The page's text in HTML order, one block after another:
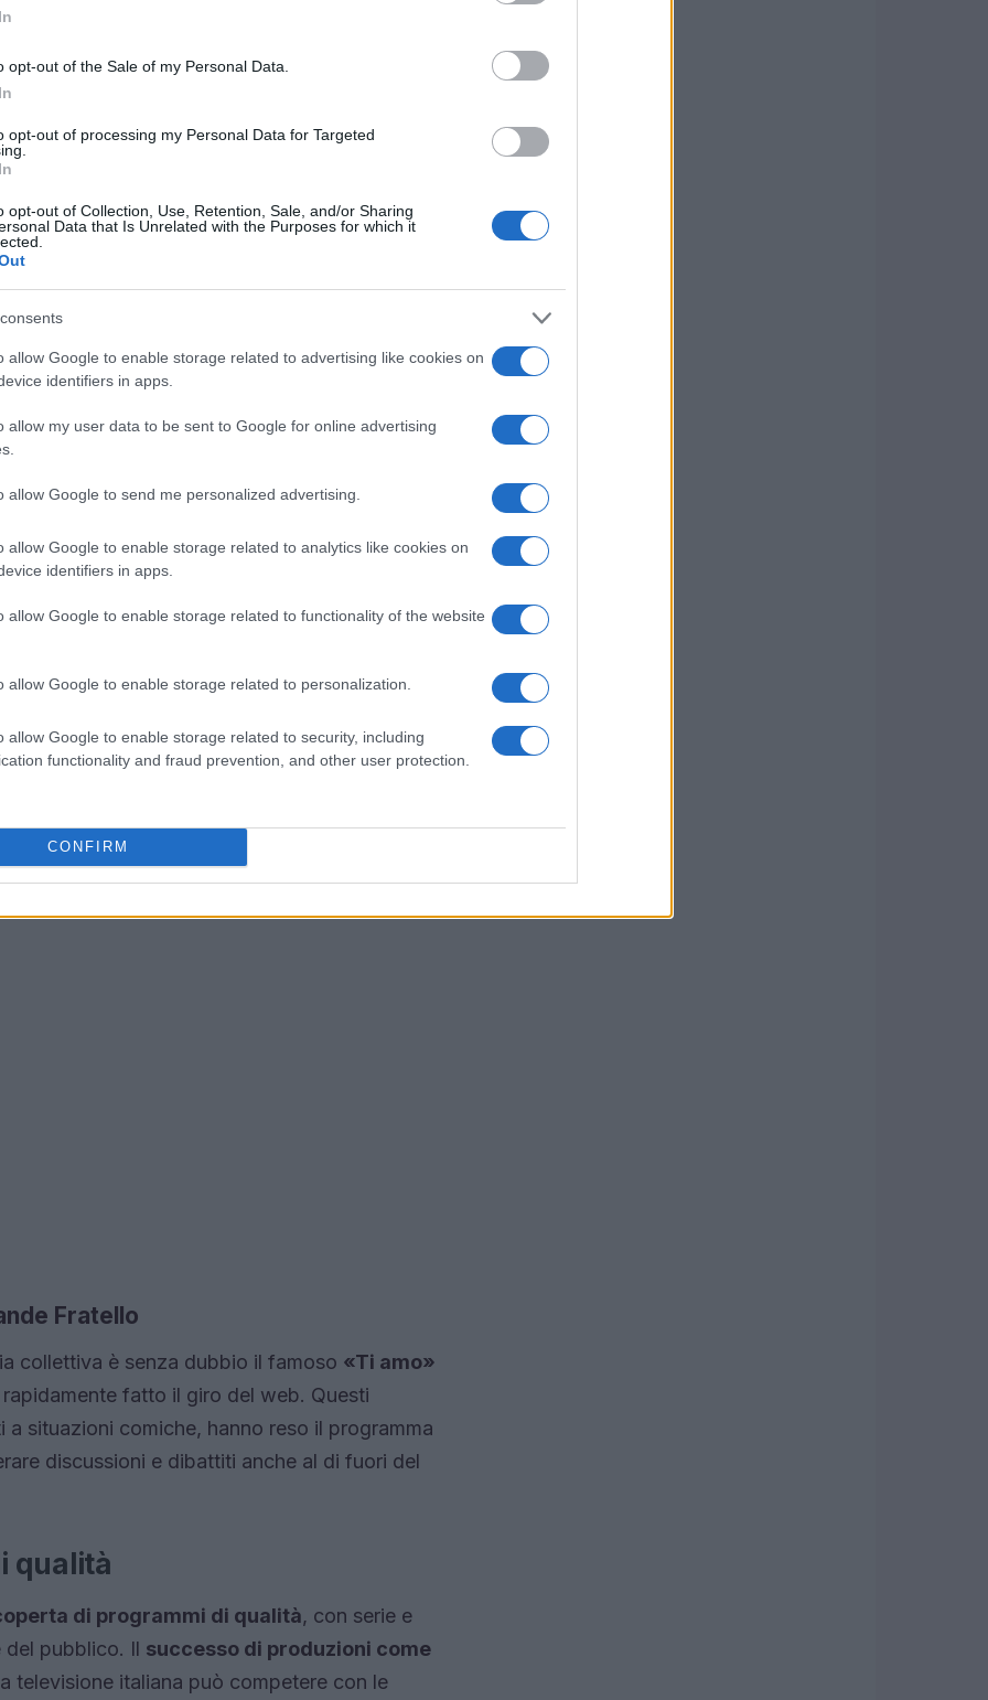
opt-out of the Sale of my Personal Data.
opt-out of processing my Personal Data for Targeted
opt-out of Collection, Use, Retention, Sale, and/or Sharing
Data that Is Unrelated with the Purposes for which it
allow Google to enable storage related to advertising like cookies on
identifiers in apps.
allow my user data to be sent to Google for online advertising
allow Google to send me personalized advertising.
allow Google to enable storage related to analytics like cookies on
identifiers in apps.
allow Google to enable storage related to functionality of the website
allow Google to enable storage related to personalization.
allow Google to enable storage related to security, including
functionality and fraud prevention, and other user protection.
CONFIRM
e ’90
ha vissuto un periodo d’oro, caratterizzato
e ha rivoluzionato il concetto di
iconici
anche le generazioni successive.
della televisione italiana è stato l’ingresso
panorama televisivo, che ha segnato un
Il loro stile distintivo ha saputo
programmi come
La Smorfia
veri e propri
intrattenevano, ma affrontavano anche
e provocazione.
ha assistito all’emergere di un nuovo
la vita reale direttamente sul piccolo
un nuovo modo di raccontare storie , dove i
e dove le emozioni e le dinamiche
Fratello
collettiva è senza dubbio il famoso «Ti amo»
fatto il giro del web. Questi
situazioni comiche, hanno reso il programma
discussioni e dibattiti anche al di fuori del
qualità
di programmi di qualità, con serie e
del pubblico. Il successo di produzioni come
televisione italiana può competere con le